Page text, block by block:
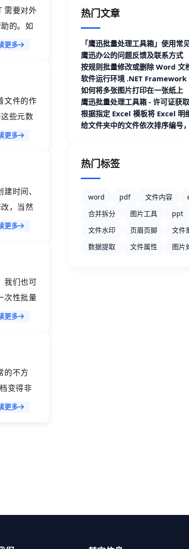
需要对外
的。如
更多
文件的作
些元数
更多
时间、
，当然
更多
我们也可
次性批量
者只读
更多
的不方
变得非
片进行
更多
热门文章
「鹰迅批量处理工具箱」使用常
鹰迅办公的问题反馈及联系方式
按规则批量修改或删除 Word 文
软件运行环境 .NET Framework
如何将多张图片打印在一张纸上
鹰迅批量处理工具箱 - 许可证获
根据指定 Excel 模板将 Excel 明
Excel 文档
给文件夹中的文件依次排序编号
热门标签
word pdf 文件内容
合并拆分
图片工具 ppt
文件水印
页眉页脚 文件
数据提取
文件属性 图片